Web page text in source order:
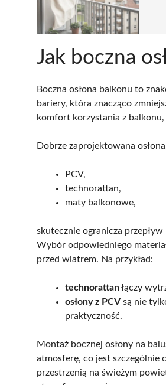
Jak boczna
Boczna osłona balkonu to
bariery, która znacząco
komfort korzystania z balkonu,
Dobrze zaprojektowana
PCV,
technorattan,
maty balkonowe,
skutecznie ogranicza
Wybór odpowiedniego
przed wiatrem. Na przykład:
technorattanłączy
osłony z PCV są nie
praktyczność.
Montaż bocznej osłony na
atmosferę, co jest szczególnie
przestrzenią na świeżym